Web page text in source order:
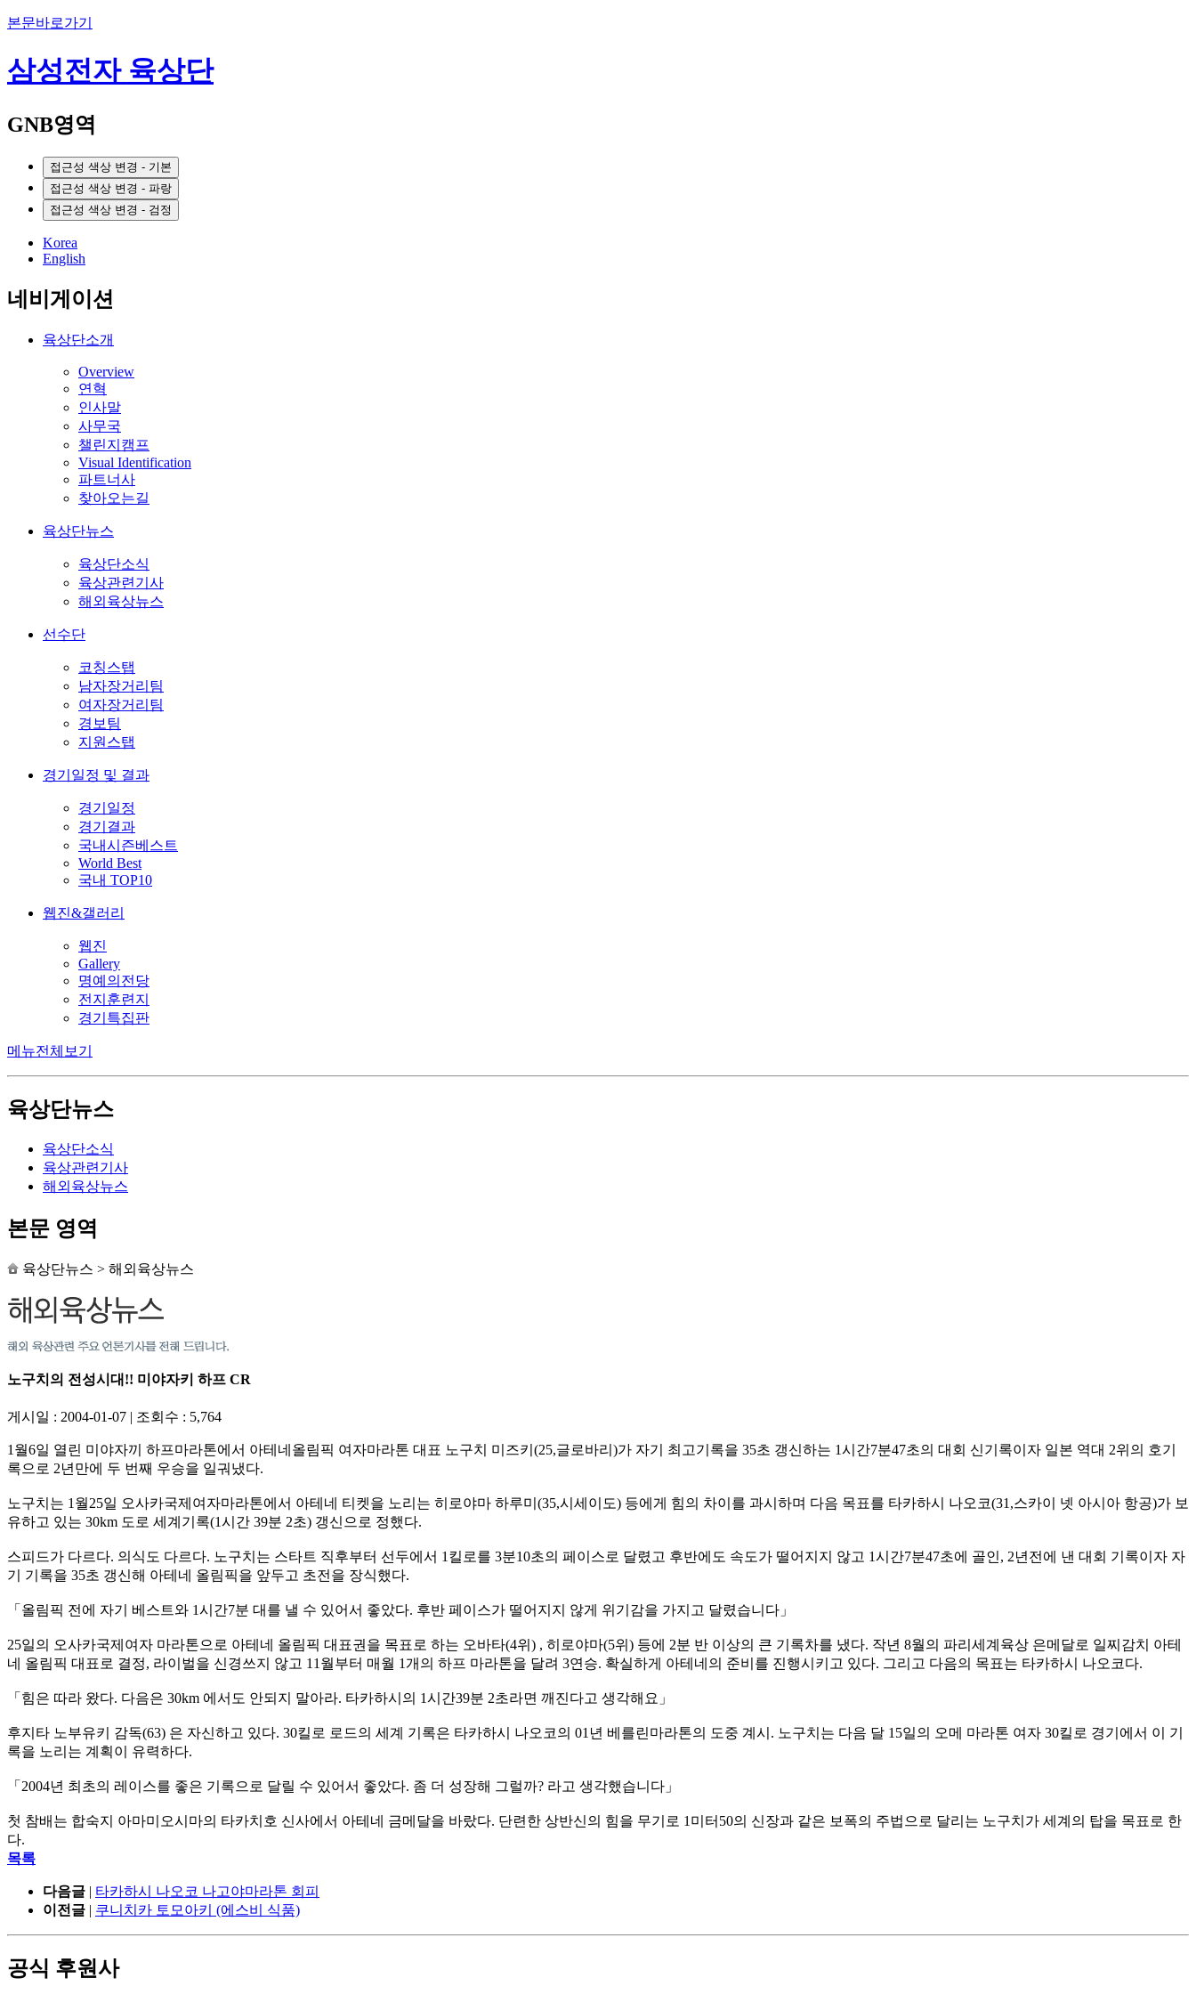
본문바로가기
삼성전자 육상단
GNB영역
접근성 색상 변경 - 기본
접근성 색상 변경 - 파랑
접근성 색상 변경 - 검정
Korea
English
네비게이션
육상단소개
Overview
연혁
인사말
사무국
챌린지캠프
Visual Identification
파트너사
찾아오는길
육상단뉴스
육상단소식
육상관련기사
해외육상뉴스
선수단
코칭스탭
남자장거리팀
여자장거리팀
경보팀
지원스탭
경기일정 및 결과
경기일정
경기결과
국내시즌베스트
World Best
국내 TOP10
웹진&갤러리
웹진
Gallery
명예의전당
전지훈련지
경기특집판
메뉴전체보기
육상단뉴스
육상단소식
육상관련기사
해외육상뉴스
본문 영역
육상단뉴스 > 해외육상뉴스
노구치의 전성시대!! 미야자키 하프 CR
게시일 : 2004-01-07 조회수 : 5,764
1월6일 열린 미야자끼 하프마라톤에서 아테네올림픽 여자마라톤 대표 노구치 미즈키(25,글로바리)가 자기 최고기록을 35초 갱신하는 1시간7분47초의 대회 신기록이자 일본 역대 2위의 호기
록으로 2년만에 두 번째 우승을 일궈냈다.
노구치는 1월25일 오사카국제여자마라톤에서 아테네 티켓을 노리는 히로야마 하루미(35,시세이도) 등에게 힘의 차이를 과시하며 다음 목표를 타카하시 나오코(31,스카이 넷 아시아 항공)가 보
유하고 있는 30km 도로 세계기록(1시간 39분 2초) 갱신으로 정했다.
스피드가 다르다. 의식도 다르다. 노구치는 스타트 직후부터 선두에서 1킬로를 3분10초의 페이스로 달렸고 후반에도 속도가 떨어지지 않고 1시간7분47초에 골인, 2년전에 낸 대회 기록이자 자
기 기록을 35초 갱신해 아테네 올림픽을 앞두고 초전을 장식했다.
「올림픽 전에 자기 베스트와 1시간7분 대를 낼 수 있어서 좋았다. 후반 페이스가 떨어지지 않게 위기감을 가지고 달렸습니다」
25일의 오사카국제여자 마라톤으로 아테네 올림픽 대표권을 목표로 하는 오바타(4위) , 히로야마(5위) 등에 2분 반 이상의 큰 기록차를 냈다. 작년 8월의 파리세계육상 은메달로 일찌감치 아테
네 올림픽 대표로 결정, 라이벌을 신경쓰지 않고 11월부터 매월 1개의 하프 마라톤을 달려 3연승. 확실하게 아테네의 준비를 진행시키고 있다. 그리고 다음의 목표는 타카하시 나오코다.
「힘은 따라 왔다. 다음은 30km 에서도 안되지 말아라. 타카하시의 1시간39분 2초라면 깨진다고 생각해요」
후지타 노부유키 감독(63) 은 자신하고 있다. 30킬로 로드의 세계 기록은 타카하시 나오코의 01년 베를린마라톤의 도중 계시. 노구치는 다음 달 15일의 오메 마라톤 여자 30킬로 경기에서 이 기
록을 노리는 계획이 유력하다.
「2004년 최초의 레이스를 좋은 기록으로 달릴 수 있어서 좋았다. 좀 더 성장해 그럴까? 라고 생각했습니다」
첫 참배는 합숙지 아마미오시마의 타카치호 신사에서 아테네 금메달을 바랐다. 단련한 상반신의 힘을 무기로 1미터50의 신장과 같은 보폭의 주법으로 달리는 노구치가 세계의 탑을 목표로 한
다.
목록
다음글
타카하시 나오코 나고야마라톤 회피
이전글
쿠니치카 토모아키 (에스비 식품)
공식 후원사